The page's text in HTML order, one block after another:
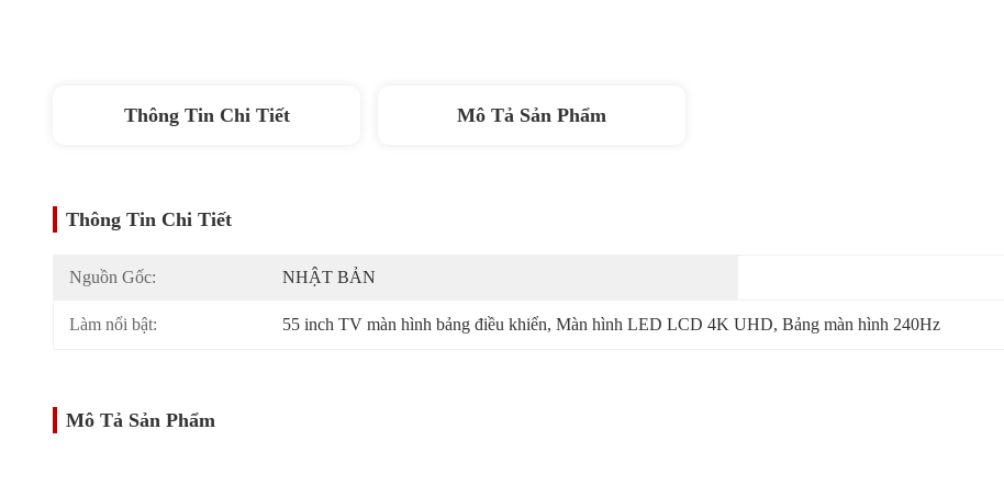
Thông Tin Chi Tiết Mô Tả Sản Phẩm
Thông Tin Chi Tiết
Nguồn Gốc: NHẬT BẢN
Làm nổi bật: 55 inch TV màn hình bảng điều khiển, Màn hình LED LCD 4K UHD, Bảng màn hình 240Hz
Mô Tả Sản Phẩm